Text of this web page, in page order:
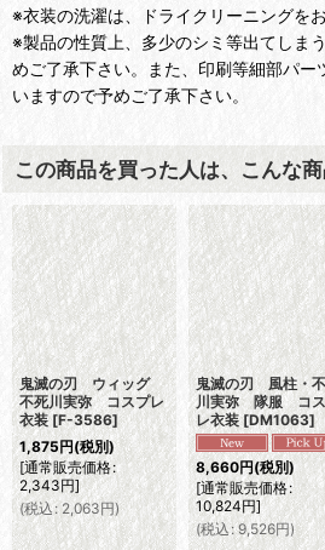
※衣装の洗濯は、ドライクリーニングを
※製品の性質上、多少のシミ等出てしま
めご了承下さい。また、印刷等細部パー
いますので予めご了承下さい。
この商品を買った人は、こんな
鬼滅の刃 ウィッグ
不死川実弥 コスプレ
衣装 [F-3586]
1,875円(税別)
[通常販売価格:
2,343円]
(税込: 2,063円)
鬼滅の刃 風柱・
川実弥 隊服 コ
レ衣装 [DM1063]
8,660円(税別)
[通常販売価格:
10,824円]
(税込: 9,526円)